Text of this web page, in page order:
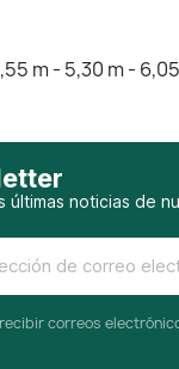
m - 5,30 m -
últimas noticias de
correos